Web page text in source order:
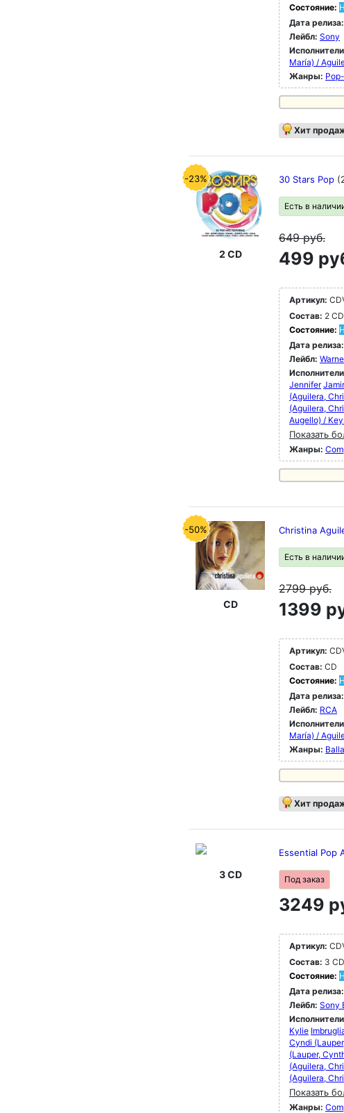
Состояние:
Дата релиза:
Лейбл: Sony
María) /
Жанры:
Хит
-23%
2 CD
30 Stars Pop
Есть в
649руб.
499
Артикул:
Состав: 2 CD
Состояние:
Дата релиза:
Лейбл:
Jennifer
(Aguilera,
(Aguilera,
Augello) /
Показать
Жанры:
-50%
CD
Christina
Есть в
2799руб.
1399
Артикул:
Состав: CD
Состояние:
Дата релиза:
Лейбл: RCA
María) /
Жанры:
Хит
3 CD
Essential Pop
Под заказ
3249
Артикул:
Состав: 3 CD
Состояние:
Дата релиза:
Лейбл: Sony
Kylie
Cyndi
(Lauper,
(Aguilera,
(Aguilera,
Показать
Жанры: